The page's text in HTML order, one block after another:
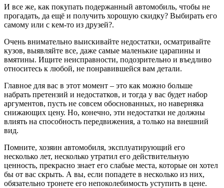
И все же, как покупать подержанный автомобиль, чтобы не
прогадать, да ещё и получить хорошую скидку? Выбирать его
самому или с кем-то из друзей?.
Очень внимательно выискивайте недостатки, осматривайте
кузов, выявляйте все, даже самые маленькие царапины и
вмятины. Ищите неисправности, подозрительно и въедливо
относитесь к любой, не понравившейся вам детали.
Главное для вас в этот момент – это как можно больше
набрать претензий и недостатков, и тогда у вас будет набор
аргументов, пусть не совсем обоснованных, но наверняка
снижающих цену. Но, конечно, эти недостатки не должны
влиять на способность передвижения, а только на внешний
вид.
Помните, хозяин автомобиля, эксплуатирующий его
несколько лет, несколько утратил его действительную
ценность, прекрасно знает его слабые места, которые он хотел
бы от вас скрыть. А вы, если попадете в несколько из них,
обязательно тронете его непоколебимость уступить в цене.